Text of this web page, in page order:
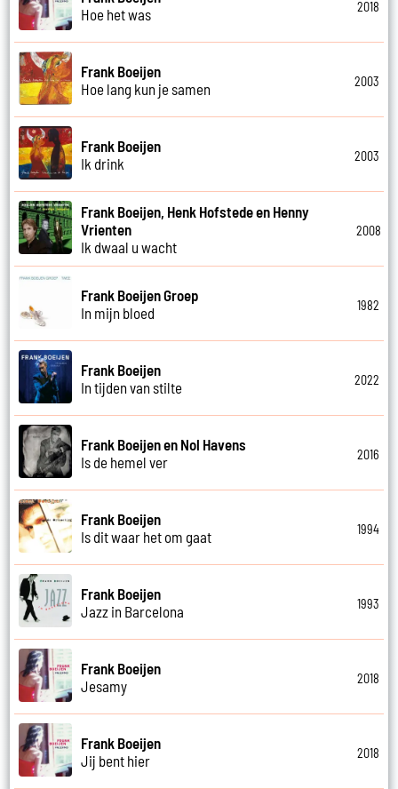
Hoe het was
2018
Frank Boeijen
Hoe lang kun je samen
2003
Frank Boeijen
Ik drink
2003
Frank Boeijen, Henk Hofstede en Henny
Vrienten
Ik dwaal u wacht
2008
Frank Boeijen Groep
In mijn bloed
1982
Frank Boeijen
In tijden van stilte
2022
Frank Boeijen en Nol Havens
Is de hemel ver
2016
Frank Boeijen
Is dit waar het om gaat
1994
Frank Boeijen
Jazz in Barcelona
1993
Frank Boeijen
Jesamy
2018
Frank Boeijen
Jij bent hier
2018